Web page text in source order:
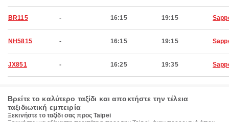
BR115 - 16:15 19:15
NH5815 - 16:15 19:15
JX851 - 16:25 19:35
Βρείτε το καλύτερο ταξίδι και αποκτήστε την τέλεια
ταξιδιωτική εμπειρία
Ξεκινήστε το ταξίδι σας προς Taipei